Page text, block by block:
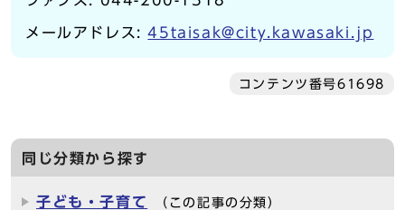
メールアドレス:45taisak@city.kawasaki.jp
コンテンツ番号61698
同じ分類から探す
子ども・子育て （この記事の分類）